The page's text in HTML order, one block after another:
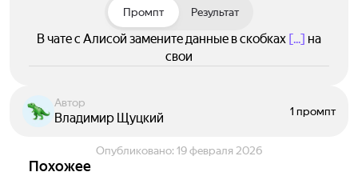
Промпт Результат
В чате с Алисой замените данные в скобках [...] на
свои
Автор
Владимир Щуцкий 1 промпт
Опубликовано: 19 февраля 2026
Похожее